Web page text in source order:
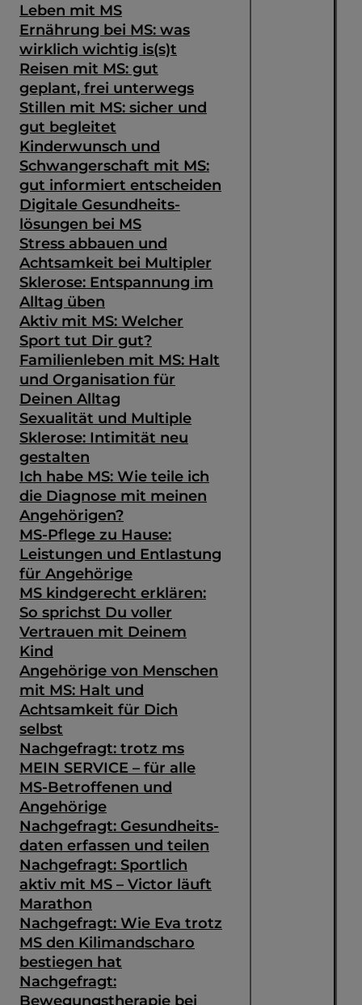
Leben mit MS
Ernährung bei MS: was
wirklich wichtig is(s)t
Reisen mit MS: gut
geplant, frei unterwegs
Stillen mit MS: sicher und
gut begleitet
Kinderwunsch und
Schwangerschaft mit MS:
gut informiert entscheiden
Digitale Gesundheits­
lösungen bei MS
Stress abbauen und
Achtsamkeit bei Multipler
Sklerose: Entspannung im
Alltag üben
Aktiv mit MS: Welcher
Sport tut Dir gut?
Familienleben mit MS: Halt
und Organisation für
Deinen Alltag
Sexualität und Multiple
Sklerose: Intimität neu
gestalten
Ich habe MS: Wie teile ich
die Diagnose mit meinen
Angehörigen?
MS-Pflege zu Hause:
Leistungen und Entlastung
für Angehörige
MS kindgerecht erklären:
So sprichst Du voller
Vertrauen mit Deinem
Kind
Angehörige von Menschen
mit MS: Halt und
Achtsamkeit für Dich
selbst
Nachgefragt: trotz ms
MEIN SERVICE – für alle
MS-Betroffenen und
Angehörige
Nachgefragt: Gesundheits­
daten erfassen und teilen
Nachgefragt: Sportlich
aktiv mit MS – Victor läuft
Marathon
Nachgefragt: Wie Eva trotz
MS den Kilimandscharo
bestiegen hat
Nachgefragt:
Bewegungstherapie bei